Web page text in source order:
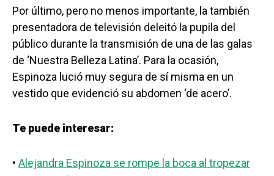
Por último, pero no menos importante, la también
presentadora de televisión deleitó la pupila del
público durante la transmisión de una de las galas
de ‘Nuestra Belleza Latina’. Para la ocasión,
Espinoza lució muy segura de sí misma en un
vestido que evidenció su abdomen ‘de acero’.
Te puede interesar:
• Alejandra Espinoza se rompe la boca al tropezar